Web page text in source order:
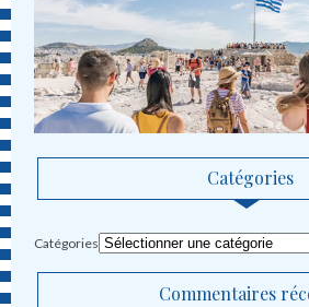
Catégories
Catégories
Commentaires